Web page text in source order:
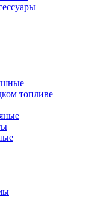
топливе